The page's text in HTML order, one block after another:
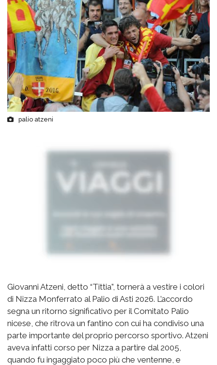
palio atzeni
Giovanni Atzeni, detto “Tittia”, tornerà a vestire i colori
di Nizza Monferrato al Palio di Asti 2026. L’accordo
segna un ritorno significativo per il Comitato Palio
nicese, che ritrova un fantino con cui ha condiviso una
parte importante del proprio percorso sportivo. Atzeni
aveva infatti corso per Nizza a partire dal 2005,
quando fu ingaggiato poco più che ventenne, e